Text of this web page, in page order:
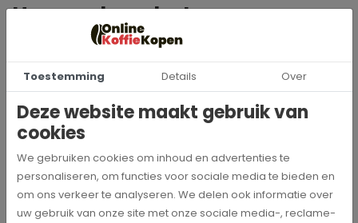
Hoe werken de Jura
reinigingstabletten?
de speciale formule lost koffievet en koffiedeeltjes in de
zetgroep en de ereidingszeef effectief op. Hierbij worden de
componenten zowel van binnen als van buiten met heet
water met een temperatuur van 80 °C grondig gespoeld.
Fase 2: Onderhoud
In de onderhoudsfase wordt met zogenaamde
complexvormers gewerkt. Deze werken onder meer als
ontharders. Ze verwijderen calcium en magnesium die beide
Toestemming Details Over
Deze website maakt gebruik van
cookies
We gebruiken cookies om inhoud en advertenties te
personaliseren, om functies voor sociale media te bieden en
om ons verkeer te analyseren. We delen ook informatie over
uw gebruik van onze site met onze sociale media-, reclame-